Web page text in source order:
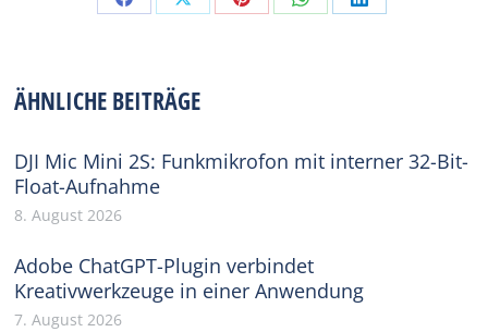
Share Share Share Share Share
ÄHNLICHE BEITRÄGE
DJI Mic Mini 2S: Funkmikrofon mit interner 32-Bit-
Float-Aufnahme
8. August 2026
Adobe ChatGPT-Plugin verbindet
Kreativwerkzeuge in einer Anwendung
7. August 2026